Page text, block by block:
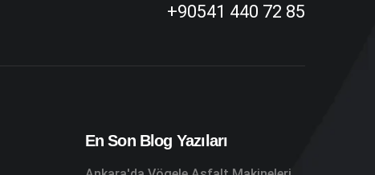
+90541 440 72 85
En Son Blog Yazıları